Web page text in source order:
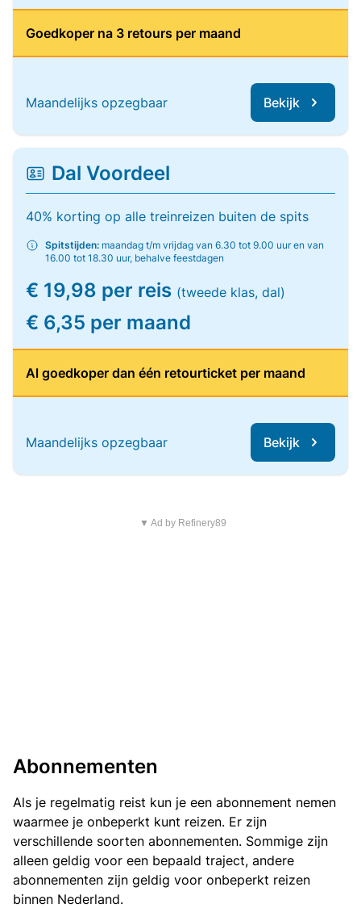
Goedkoper na 3 retours per maand
Maandelijks opzegbaar Bekijk
Dal Voordeel
40% korting op alle treinreizen buiten de spits
Spitstijden: maandag t/m vrijdag van 6.30 tot 9.00 uur en van
16.00 tot 18.30 uur, behalve feestdagen
€ 19,98 per reis (tweede klas, dal)
€ 6,35 per maand
Al goedkoper dan één retourticket per maand
Maandelijks opzegbaar Bekijk
▼ Ad by Refinery89
Abonnementen
Als je regelmatig reist kun je een abonnement nemen
waarmee je onbeperkt kunt reizen. Er zijn
verschillende soorten abonnementen. Sommige zijn
alleen geldig voor een bepaald traject, andere
abonnementen zijn geldig voor onbeperkt reizen
binnen Nederland.